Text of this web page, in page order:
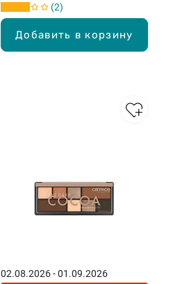
Добавить в корзину
2
02.08.2026 - 01.09.2026